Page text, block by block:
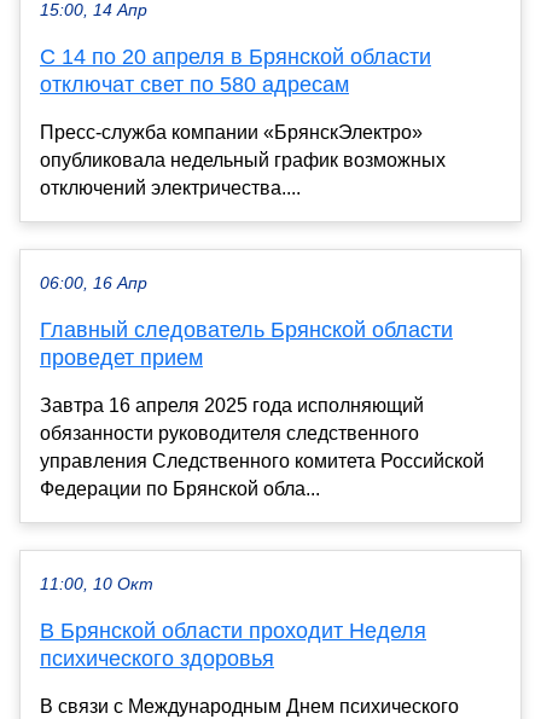
15:00, 14 Апр
С 14 по 20 апреля в Брянской области
отключат свет по 580 адресам
Пресс-служба компании «БрянскЭлектро»
опубликовала недельный график возможных
отключений электричества....
06:00, 16 Апр
Главный следователь Брянской области
проведет прием
Завтра 16 апреля 2025 года исполняющий
обязанности руководителя следственного
управления Следственного комитета Российской
Федерации по Брянской обла...
11:00, 10 Окт
В Брянской области проходит Неделя
психического здоровья
В связи с Международным Днем психического